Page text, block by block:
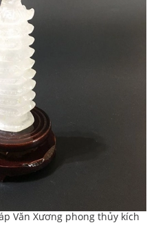
Văn Xương phong thủy kích